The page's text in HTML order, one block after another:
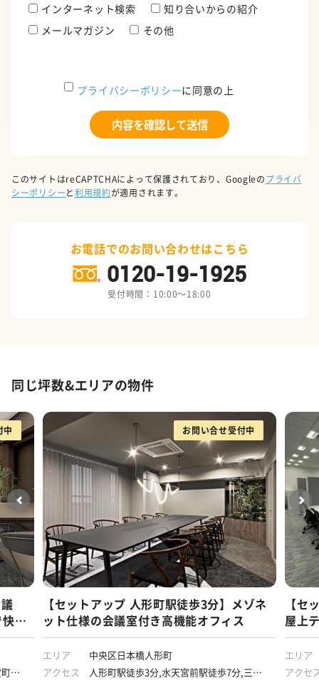
インターネット検索
知り合いからの紹介
メールマガジン
その他
プライバシーポリシーに同意の上
このサイトはreCAPTCHAによって保護されており、Googleのプライバ
シーポリシーと利用規約が適用されます。
お電話でのお問い合わせはこちら
0120-19-1925
受付時間：10:00～18:00
同じ坪数&エリアの物件
中
適
駅
お問い合せ受付中
【セットアップ 人形町駅徒歩3分】メゾネ
ット仕様の会議室付き高機能オフィス
エリア
中央区日本橋人形町
アクセス
人形町駅徒歩3分,水天宮前駅徒歩7分,三越
【セ
屋上
オフ
エリア
アクセ